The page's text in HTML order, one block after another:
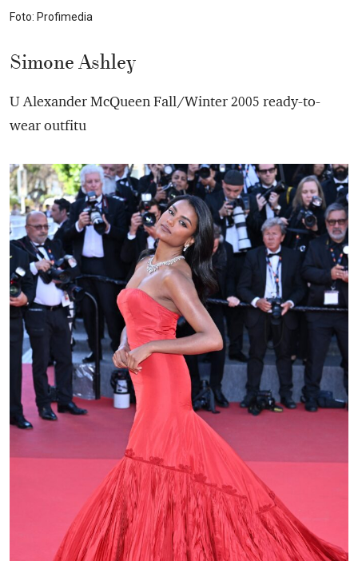
Foto: Profimedia
Simone Ashley
U Alexander McQueen Fall/Winter 2005 ready-to-
wear outfitu